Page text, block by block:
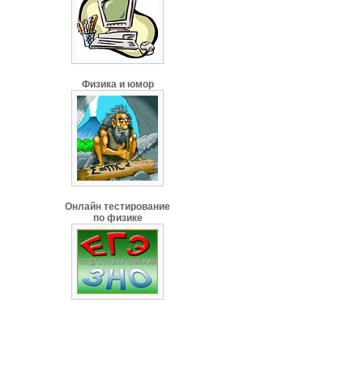
Физика и юмор
Онлайн тестирование
по физике